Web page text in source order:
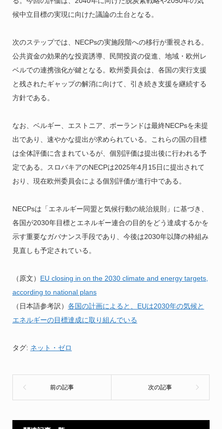
候中立目標の実現に向けた議論の土台となる。
次のステップでは、NECPsの実施段階への移行が重視される。
公共資金の効果的な投資誘導、民間投資の促進、地域・欧州レ
ベルでの連携強化が鍵となる。欧州委員会は、各国の実行支援
と残されたギャップの解消に向けて、引き続き支援を継続する
方針である。
なお、ベルギー、エストニア、ポーランドは最終NECPsを未提
出であり、速やかな提出が求められている。これらの国の目標
は全体評価に含まれているが、個別評価は提出後に行われる予
定である。スロバキアのNECPは2025年4月15日に提出されて
おり、現在欧州委員会による個別評価が進行中である。
NECPsは「エネルギー同盟と気候行動の統治規則」に基づき、
各国が2030年目標とエネルギー連合の目的をどう達成するかを
示す重要なガバナンス手段であり、今後は2030年以降の枠組み
見直しも予定されている。
（原文） EU closing in on the 2030 climate and energy targets,
according to national plans
（日本語参考訳） 各国の計画によると、EUは2030年の気候と
エネルギーの目標達成に取り組んでいる
タグ: ネット・ゼロ